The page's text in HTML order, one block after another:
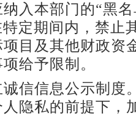
入本部门的“黑
特定期间内，禁止
目及其他财政资
给予限制。
信息公示制度
隐私的前提下，